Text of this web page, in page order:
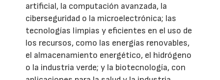
artificial, la computación avanzada, la
ciberseguridad o la microelectrónica; las
tecnologías limpias y eficientes en el uso de
los recursos, como las energías renovables,
el almacenamiento energético, el hidrógeno
o la industria verde; y la biotecnología, con